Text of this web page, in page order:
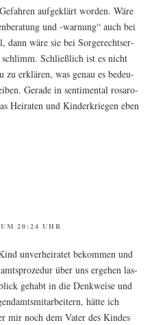
auf­ge­klärt wor­den. Wäre
und ‑war­nung“ auch bei
dann wäre sie bei Sor­ge­rechts­er­
Schließ­lich ist es nicht
zu erklä­ren, was genau es bedeu­
Gera­de in sen­ti­men­tal rosa­ro­
Hei­ra­ten und Kin­der­krie­gen eben
20:24 UHR
unver­hei­ra­tet bekom­men und
über uns erge­hen las­
gehabt in die Denk­wei­se und
hät­te ich
mir noch dem Vater des Kin­des